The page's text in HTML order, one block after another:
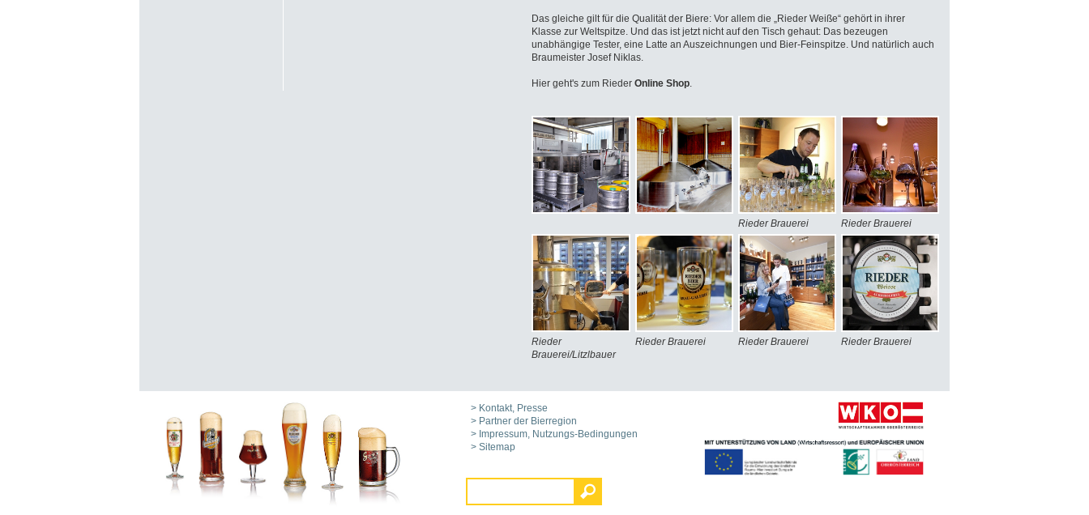
Das gleiche gilt für die Qualität der Biere: Vor allem die „Rieder Weiße“ gehört in ihrer
Klasse zur Weltspitze. Und das ist jetzt nicht auf den Tisch gehaut: Das bezeugen
unabhängige Tester, eine Latte an Auszeichnungen und Bier-Feinspitze. Und natürlich auch
Braumeister Josef Niklas.
Hier geht's zum RiederOnline Shop.
Rieder Brauerei Rieder Brauerei
Rieder
Brauerei/Litzlbauer
Rieder Brauerei Rieder Brauerei Rieder Brauerei
> Kontakt, Presse
> Partner der Bierregion
> Impressum, Nutzungs-Bedingungen
> Sitemap